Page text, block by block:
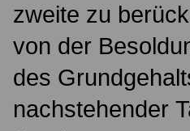
zweite zu
von der
des
nachstehender